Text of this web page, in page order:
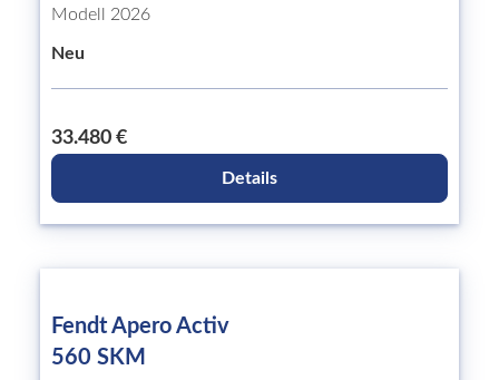
Modell 2026
Neu
33.480 €
Details
Fendt Apero Activ
560 SKM